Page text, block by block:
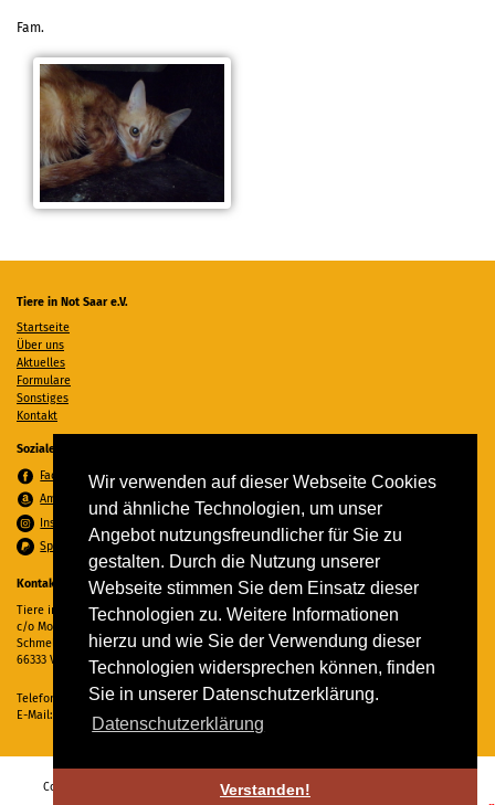
Wir verwenden auf dieser Webseite Cookies
und ähnliche Technologien, um unser
Angebot nutzungsfreundlicher für Sie zu
gestalten. Durch die Nutzung unserer
Webseite stimmen Sie dem Einsatz dieser
Technologien zu. Weitere Informationen
hierzu und wie Sie der Verwendung dieser
Technologien widersprechen können, finden
Sie in unserer Datenschutzerklärung.
Datenschutzerklärung
Verstanden!
Fam.
Tiere in Not Saar e.V.
Startseite
Über uns
Aktuelles
Formulare
Sonstiges
Kontakt
Soziale Medien
Facebook
Amazon Wunschzettel
Instagram
Spenden per PayPal
Kontakt
Tiere in Not Saar e.V.
c/o Monika Ewen
Schmelzer Straße 22
66333 Völklingen
Telefon:
06898 294862
E-Mail:
info@tiere-in-not-saar.de
Copyright © 2026 Tiere in Not Saar e.V. Alle Rechte vorbehalten. -